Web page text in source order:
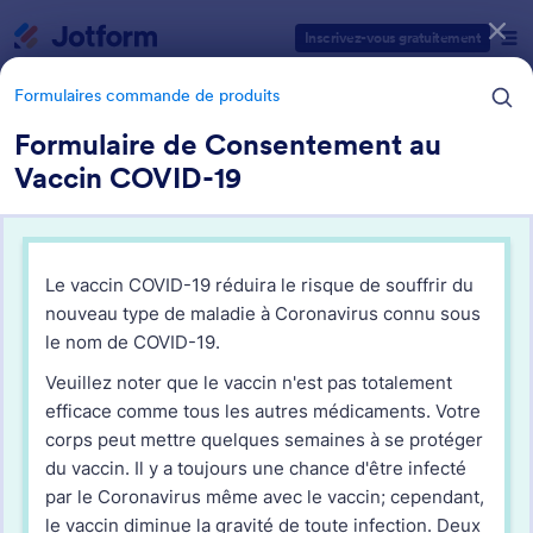
Inscrivez-vous gratuitement
Formulaires commande de produits
Formulaire de Consentement au
Vaccin COVID-19
Formulaires commande de
produits
12 modèles
Catégories des modèles de formulaires